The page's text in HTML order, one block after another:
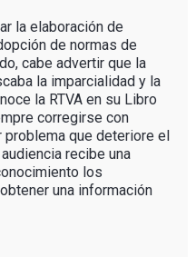
la elaboración de
de normas de
cabe advertir que la
la imparcialidad y la
la RTVA en su Libro
corregirse con
que deteriore el
recibe una
los
una información